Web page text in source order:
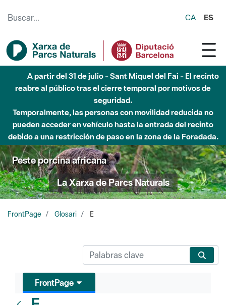
CA ES
A partir del 31 de julio - Sant Miquel del Fai - El recinto
reabre al público tras el cierre temporal por motivos de
seguridad.
Temporalmente, las personas con movilidad reducida no
pueden acceder en vehículo hasta la entrada del recinto
debido a una restricción de paso en la zona de la Foradada.
Peste porcina africana
La Xarxa de Parcs Naturals
FrontPage Glosari E
FrontPage